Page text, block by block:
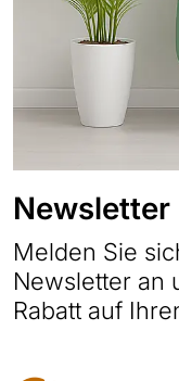
Newsletter
Melden Sie
Newsletter an
Rabatt auf